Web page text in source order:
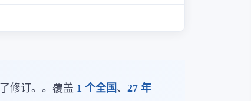
修订。。覆盖 1 个全国 、 27 年